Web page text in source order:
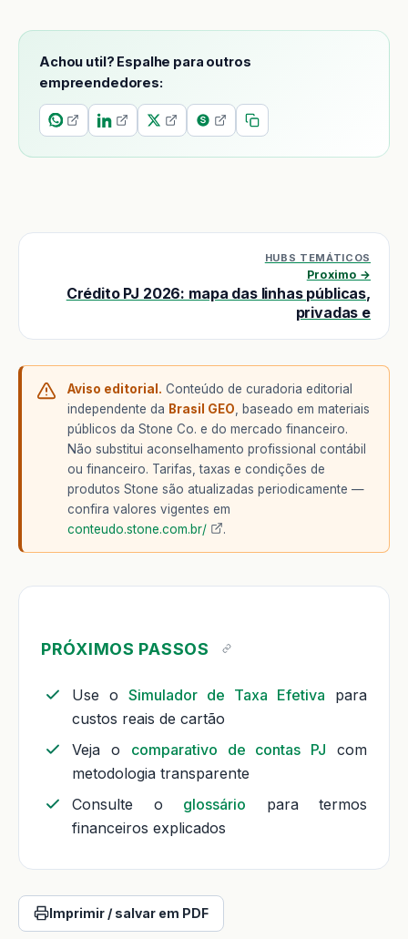
Achou util? Espalhe para outros
empreendedores:
HUBS TEMÁTICOS
Proximo →
Crédito PJ 2026: mapa das linhas públicas,
privadas e
Aviso editorial. Conteúdo de curadoria editorial
independente da Brasil GEO , baseado em materiais
públicos da Stone Co. e do mercado financeiro.
Não substitui aconselhamento profissional contábil
ou financeiro. Tarifas, taxas e condições de
produtos Stone são atualizadas periodicamente —
confira valores vigentes em
conteudo.stone.com.br/
.
PRÓXIMOS PASSOS
Use o Simulador de Taxa Efetiva para
custos reais de cartão
Veja o comparativo de contas PJ com
metodologia transparente
Consulte o glossário para termos
financeiros explicados
Imprimir / salvar em PDF